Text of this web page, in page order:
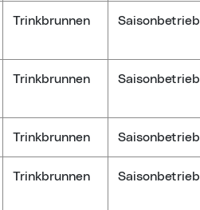
Trinkbrunnen Saisonbetrieb
Trinkbrunnen Saisonbetrieb
Trinkbrunnen Saisonbetrieb
Trinkbrunnen Saisonbetrieb